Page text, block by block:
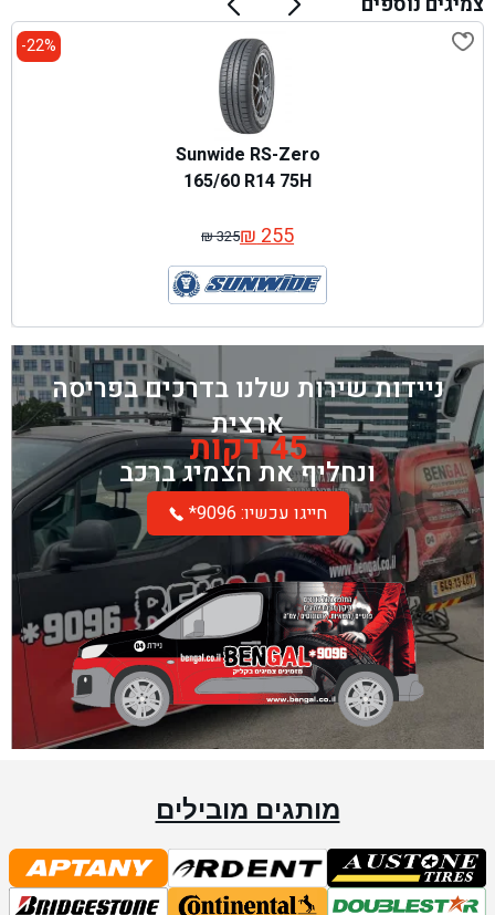
22%-
Sunwide RS-Zero
165/60 R14 75H
₪325
המחיר
המקורי
היה:
₪ 325.
₪255 המחיר
הנוכחי
הוא:
₪ 255.
ניידות שירות שלנו בדרכים בפריסה
ארצית
45 דקות
ונחליף את הצמיג ברכב
*חייגו עכשיו: 9096
מותגים מובילים